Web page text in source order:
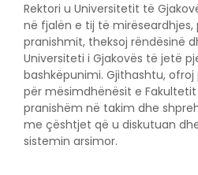
Rektori u Universitetit të
në fjalën e tij të
pranishmit, theksoj rëndësinë
Universiteti i Gjakovës të jetë
bashkëpunimi. Gjithashtu,
për mësimdhënësit e
pranishëm në takim dhe
me çështjet që u diskutuan
sistemin arsimor.